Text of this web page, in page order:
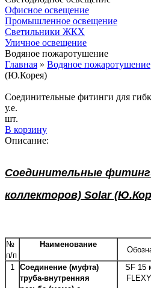
Офисное освещение
Промышленное освещение
Светильники ЖКХ
Уличное освещение
Водяное пожаротушение
Главная » Водяное пожаротушение
(Ю.Корея)
Соединительные фитинги для
у.е.
шт.
В корзину
Описание:
Соединительные
коллекторов) Solar
№
п/п
Наименование
1
Соединение (муфта)
труба-внутренняя
SF 15